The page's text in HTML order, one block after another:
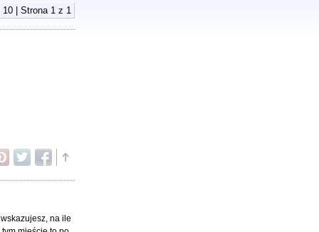
10 | Strona 1z 1
na ile